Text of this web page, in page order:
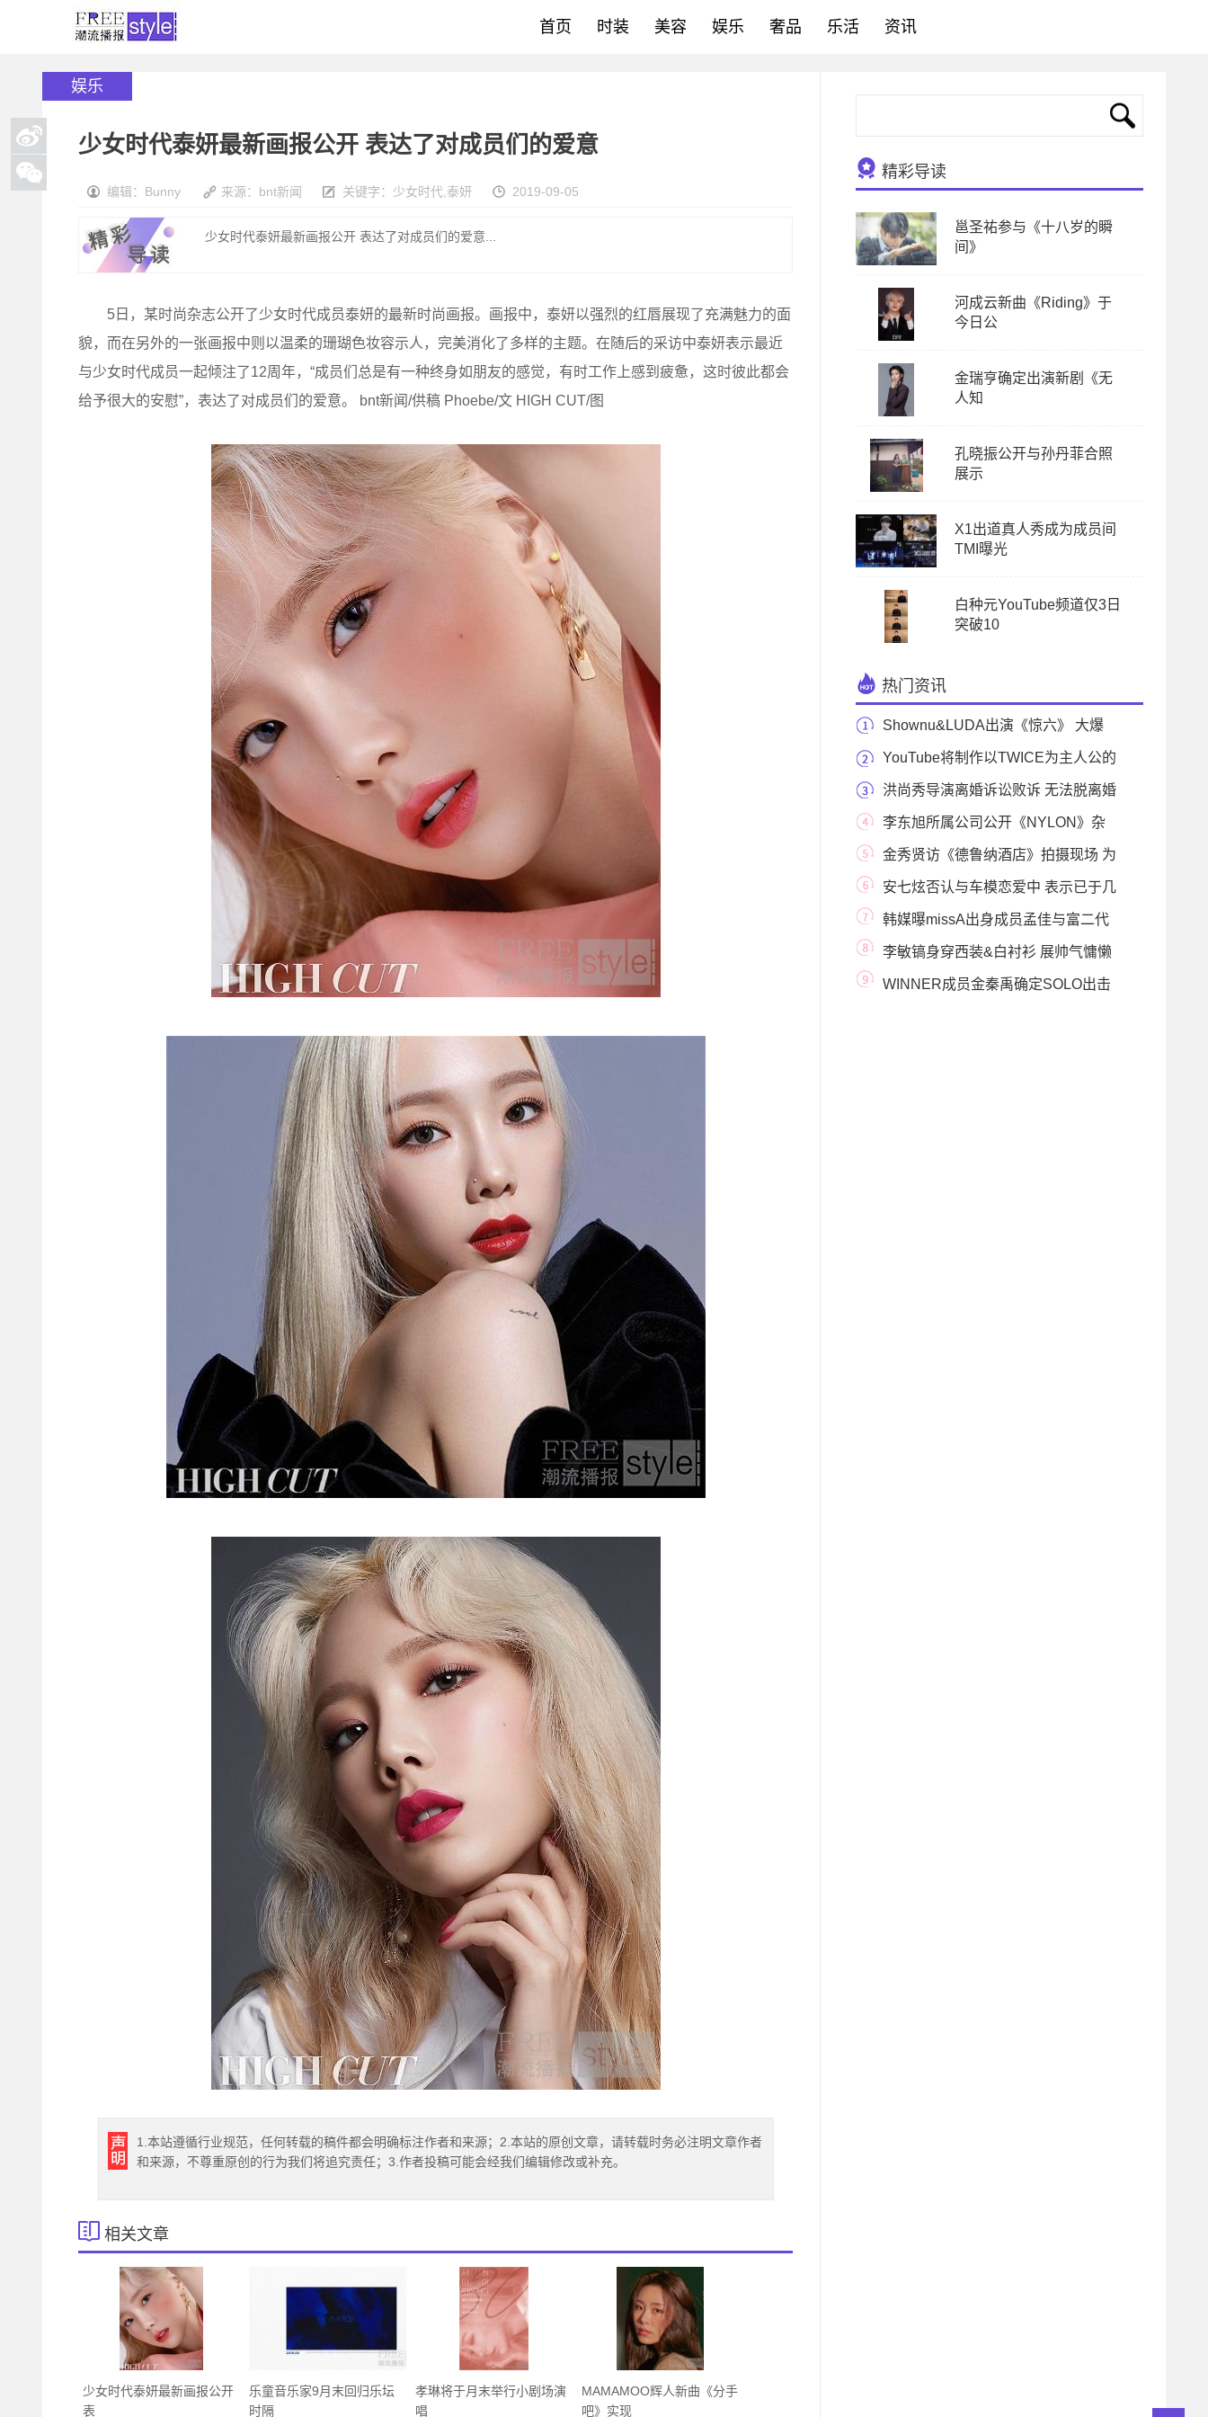
首页 时装 美容 娱乐 奢品 乐活 资讯
娱乐
少女时代泰妍最新画报公开 表达了对成员们的爱意
编辑：Bunny 来源：bnt新闻 关键字： 少女时代 泰妍 2019-09-05
少女时代泰妍最新画报公开 表达了对成员们的爱意...
5日，某时尚杂志公开了少女时代成员泰妍的最新时尚画报。画报中，泰妍以强烈的红唇展现了充满魅力的面
貌，而在另外的一张画报中则以温柔的珊瑚色妆容示人，完美消化了多样的主题。在随后的采访中泰妍表示最近
与少女时代成员一起倾注了12周年，“成员们总是有一种终身如朋友的感觉，有时工作上感到疲惫，这时彼此都会
给予很大的安慰”，表达了对成员们的爱意。 bnt新闻/供稿 Phoebe/文 HIGH CUT/图
1.本站遵循行业规范，任何转载的稿件都会明确标注作者和来源；2.本站的原创文章，请转载时务必注明文章作者
和来源，不尊重原创的行为我们将追究责任；3.作者投稿可能会经我们编辑修改或补充。
相关文章
少女时代泰妍最新画报公开
表
乐童音乐家9月末回归乐坛
时隔
孝琳将于月末举行小剧场演
唱
MAMAMOO辉人新曲《分手
吧》实现
精彩导读
邕圣祐参与《十八岁的瞬
间》
河成云新曲《Riding》于
今日公
金瑞亨确定出演新剧《无
人知
孔晓振公开与孙丹菲合照
展示
X1出道真人秀成为成员间
TMI曝光
白种元YouTube频道仅3日
突破10
热门资讯
Shownu&LUDA出演《惊六》 大爆
笑预感引期待
YouTube将制作以TWICE为主人公的
原创内容洪尚秀导演离婚诉讼败诉 无法脱离婚
内出轨李东旭所属公司公开《NYLON》杂
志9月号封面
金秀贤访《德鲁纳酒店》拍摄现场 为
好友IU和吕
安七炫否认与车模恋爱中 表示已于几
年前分手韩媒曝missA出身成员孟佳与富二代
男友甜蜜照
李敏镐身穿西装&白衬衫 展帅气慵懒
百变男神
WINNER成员金秦禹确定SOLO出击